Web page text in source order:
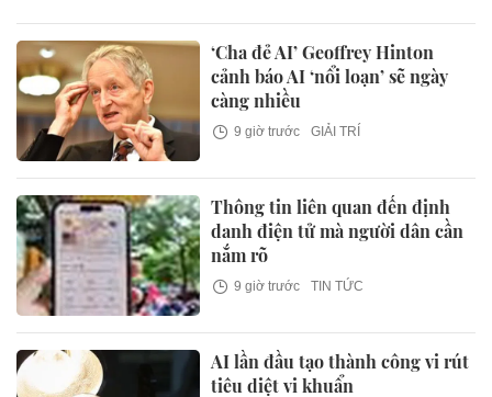
‘Cha đẻ AI’ Geoffrey Hinton
cảnh báo AI ‘nổi loạn’ sẽ ngày
càng nhiều
9 giờ trước GIẢI TRÍ
Thông tin liên quan đến định
danh điện tử mà người dân cần
nắm rõ
9 giờ trước TIN TỨC
AI lần đầu tạo thành công vi rút
tiêu diệt vi khuẩn